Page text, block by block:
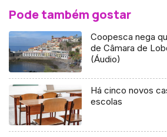
Pode também gostar
Coopesca nega
de Câmara de
(Áudio)
Há cinco novos
escolas